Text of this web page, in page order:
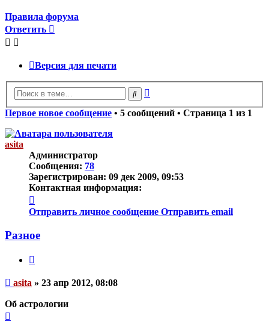
Правила форума
Ответить
Версия для печати
Поиск
Первое новое сообщение • 5 сообщений • Страница 1 из 1
asita
Администратор
Сообщения: 78
Зарегистрирован: 09 дек 2009, 09:53
Контактная информация:
информация
пользователя
Отправить личное сообщение Отправить email
Разное
Непрочитанное
asita » 23 апр 2012, 08:08
Об астрологии